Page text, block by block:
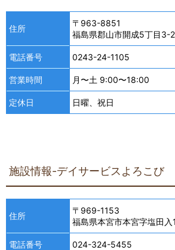
住所
〒963-8851
福島県郡山市開成5丁目3-2
電話番号 0243-24-1105
営業時間 月〜土 9:00〜18:00
定休日 日曜、祝日
施設情報-デイサービスよろこび
住所
〒969-1153
福島県本宮市本宮字塩田
電話番号 024-324-5455